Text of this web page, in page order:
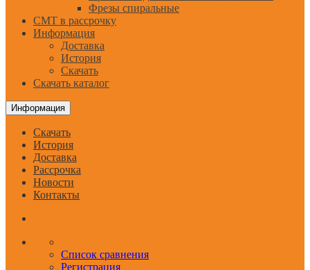
Фрезы спиральные
CMT в рассрочку
Информация
Доставка
История
Скачать
Скачать каталог
Информация
Скачать
История
Доставка
Рассрочка
Новости
Контакты
Список сравнения
Регистрация